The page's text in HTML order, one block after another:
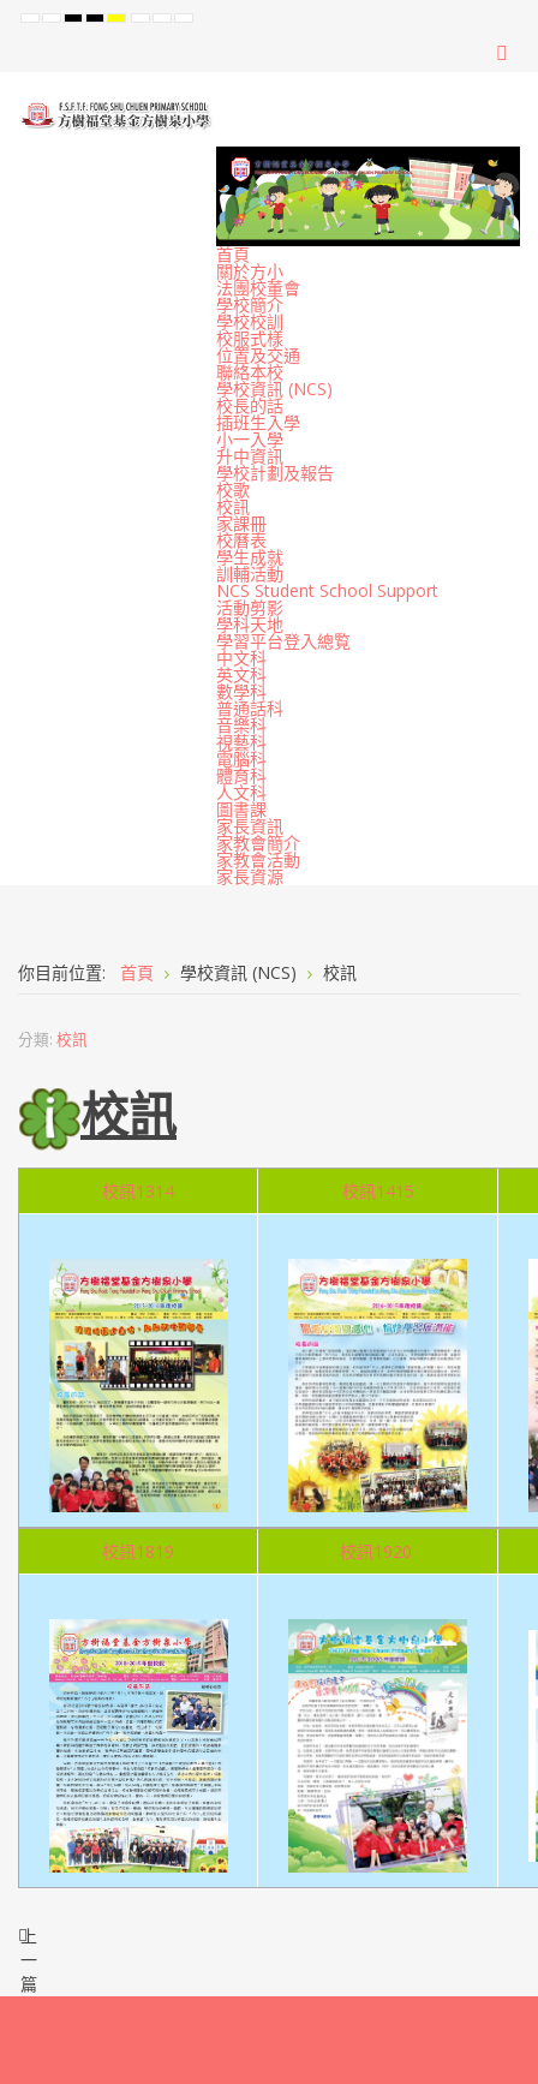
Default
NightHighHighHighSetSetSet
首頁
關於方小
法團校董會
學校簡介
學校校訓
校服式樣
位置及交通
聯絡本校
學校資訊 (NCS)
校長的話
插班生入學
小一入學
升中資訊
學校計劃及報告
校歌
校訊
家課冊
校曆表
學生成就
訓輔活動
NCS Student School Support
活動剪影
學科天地
學習平台登入總覧
中文科
英文科
數學科
普通話科
音樂科
視藝科
電腦科
體育科
人文科
圖書課
家長資訊
家教會簡介
家教會活動
家長資源
你目前位置: 首頁 學校資訊 (NCS) 校訊
分類: 校訊
校訊
校訊1314 校訊1415
校訊1819 校訊1920
上
一
篇